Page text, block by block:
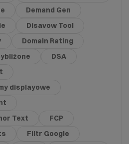
Demand Gen
Disavow Tool
Domain Rating
DSA
displayowe
Text
FCP
Filtr Google